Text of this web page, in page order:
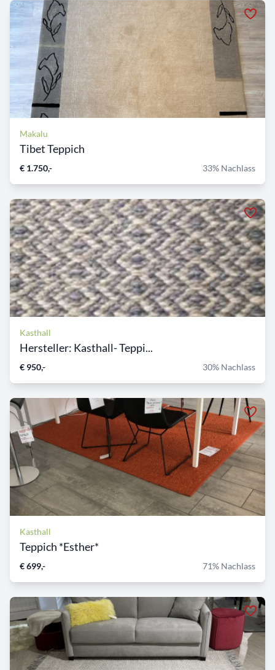
Makalu
Tibet Teppich
€ 1.750,- 33% Nachlass
Kasthall
Hersteller: Kasthall- Teppi...
€ 950,- 30% Nachlass
Kasthall
Teppich *Esther*
€ 699,- 71% Nachlass